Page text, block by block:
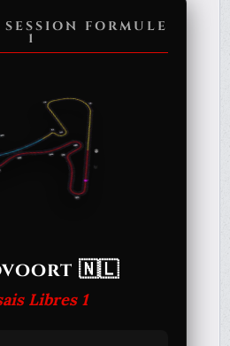
FORMULE
1
🇳🇱
Libres 1